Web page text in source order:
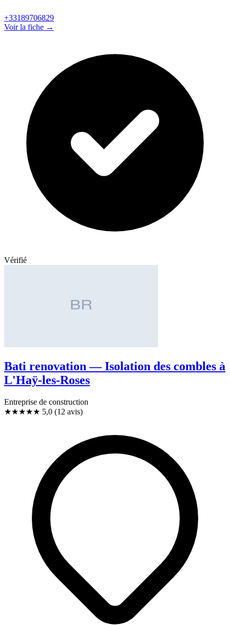
+33189706829
Voir la fiche →
Vérifié
Bati renovation — Isolation des combles à
L'Haÿ-les-Roses
Entreprise de construction
★★★★★ 5,0 (12 avis)